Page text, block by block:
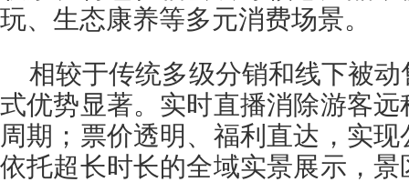
玩、生态康养等多元消费场景。
相较于传统多级分销和线下被
式优势显著。实时直播消除游客
周期；票价透明、福利直达，实
依托超长时长的全域实景展示，